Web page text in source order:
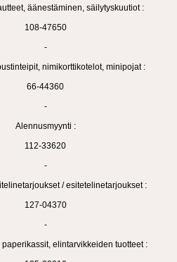
äänestäminen, säilytyskuutiot :
108-47650
-
nimikorttikotelot, minipojat :
66-44360
-
Alennusmyynti :
112-33620
-
/ esitetelinetarjoukset :
127-04370
-
paperikassit, elintarvikkeiden tuotteet :